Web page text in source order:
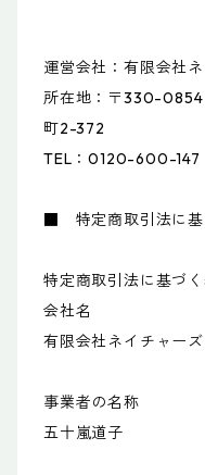
運営会社：有限会社
所在地：〒330-
町2-372
TEL：0120-600-147
■ 特定商取引法に基
特定商取引法に基づ
会社名
有限会社ネイチャー
事業者の名称
五十嵐道子